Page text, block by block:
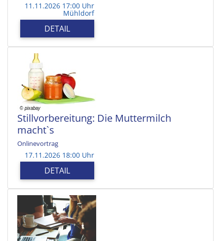
11.11.2026 17:00 Uhr
Mühldorf
DETAIL
Stillvorbereitung: Die Muttermilch
macht`s
Onlinevortrag
17.11.2026 18:00 Uhr
DETAIL